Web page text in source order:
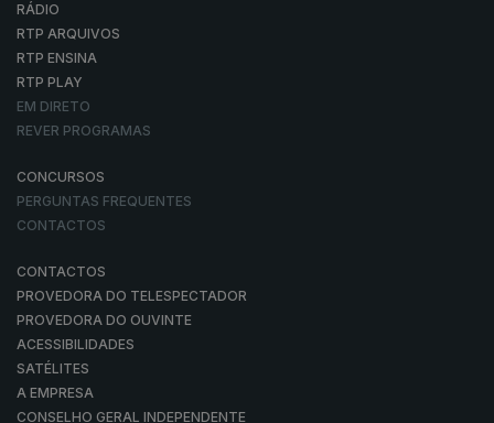
RÁDIO
RTP ARQUIVOS
RTP ENSINA
RTP PLAY
EM DIRETO
REVER PROGRAMAS
CONCURSOS
PERGUNTAS FREQUENTES
CONTACTOS
CONTACTOS
PROVEDORA DO TELESPECTADOR
PROVEDORA DO OUVINTE
ACESSIBILIDADES
SATÉLITES
A EMPRESA
CONSELHO GERAL INDEPENDENTE